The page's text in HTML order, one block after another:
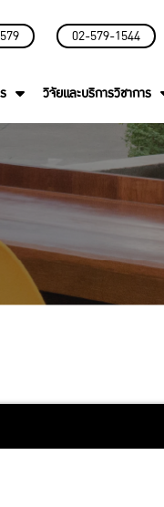
02-579-1544
วิจัยและบริการวิชาการ